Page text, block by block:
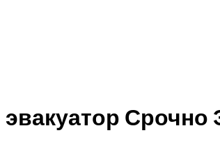
эвакуатор Срочно